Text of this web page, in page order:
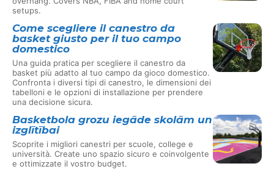
setups.
Come scegliere il canestro da
basket giusto per il tuo campo
domestico
Una guida pratica per scegliere il canestro da
basket più adatto al tuo campo da gioco domestico.
Confronta i diversi tipi di canestro, le dimensioni dei
tabelloni e le opzioni di installazione per prendere
una decisione sicura.
Basketbola grozu iegāde skolām un
izglītībai
Scoprite i migliori canestri per scuole, college e
università. Create uno spazio sicuro e coinvolgente
e ottimizzate il vostro budget.